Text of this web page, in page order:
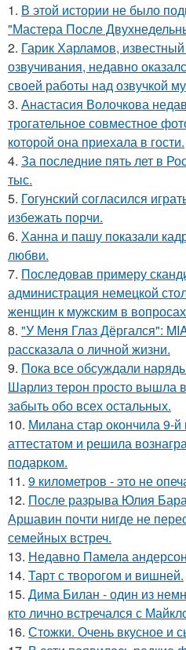
1. В этой истории не было
"Мастера После
2. Гарик Харламов,
озвучивания, недавно
своей работы над озвучкой
3. Анастасия Волочкова
трогательное совместное
которой она приехала в гости.
4. За последние пять лет в
тыс.
5. Гогунский согласился
избежать порчи.
6. Ханна и пашу показали
любви.
7. Последовав примеру
администрация немецкой
женщин к мужским в
8. "У Меня Глаз Дёргался":
рассказала о личной жизни.
9. Пока все обсуждали
Шарлиз терон просто вышла
забыть обо всех остальных.
10. Милана стар окончила 9-й
аттестатом и решила
подарком.
11. 9 километров - это не
12. После разрыва Юлия
Аршавин почти нигде не
семейных встреч.
13. Недавно Памела
14. Тарт с творогом и вишней.
15. Дима Билан - один из
кто лично встречался с
16. Стожки. Очень вкусное и